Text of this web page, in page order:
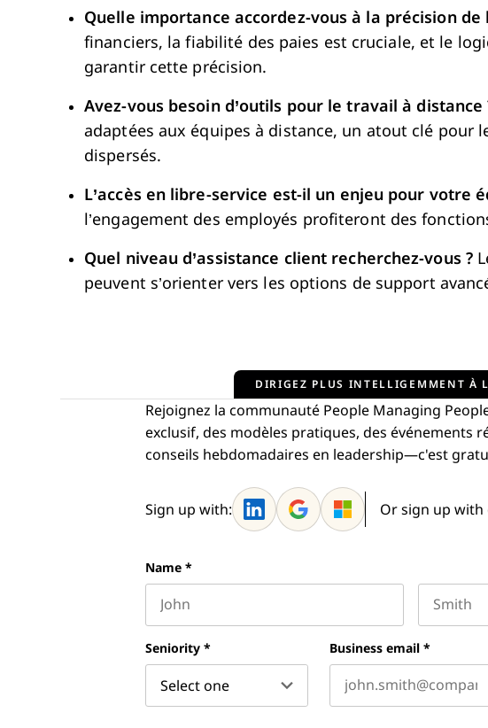
Quelle importance accordez-vous à la précision de
financiers, la fiabilité des paies est cruciale, et le
garantir cette précision.
Avez-vous besoin d’outils pour le travail à distance
adaptées aux équipes à distance, un atout clé pour
dispersés.
L’accès en libre-service est-il un enjeu pour votre
l’engagement des employés profiteront des
Quel niveau d’assistance client recherchez-vous ?
peuvent s’orienter vers les options de support
DIRIGEZ PLUS INTELLIGEMMENT À
Rejoignez la communauté People Managing
exclusif, des modèles pratiques, des événements
conseils hebdomadaires en leadership—c'est
Sign up with: Or sign up with
Name *
Seniority * Business email *